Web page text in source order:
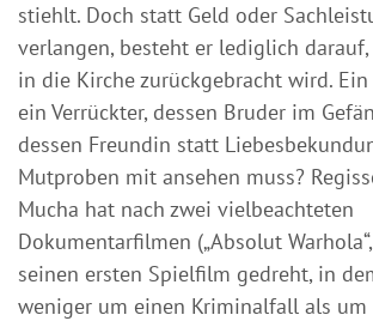
stiehlt. Doch statt Geld oder
verlangen, besteht er lediglich
in die Kirche zurückgebracht wird.
ein Verrückter, dessen Bruder im
dessen Freundin statt
Mutproben mit ansehen muss?
Mucha hat nach zwei vielbeachteten
Dokumentarfilmen („Absolut
seinen ersten Spielfilm gedreht, in
weniger um einen Kriminalfall als um